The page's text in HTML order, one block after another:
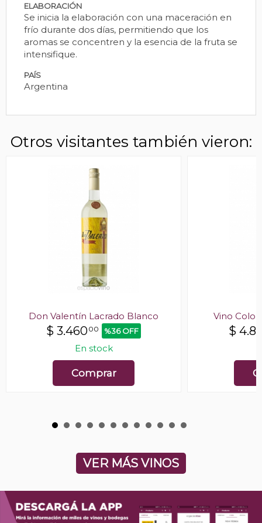
ELABORACIÓN
Se inicia la elaboración con una maceración en
frío durante dos días, permitiendo que los
aromas se concentren y la esencia de la fruta se
intensifique.
PAÍS
Argentina
Otros visitantes también vieron:
Don Valentín Lacrado Blanco
$ 3.46000 %36 OFF
En stock
Comprar
Vino
$
VER MÁS VINOS